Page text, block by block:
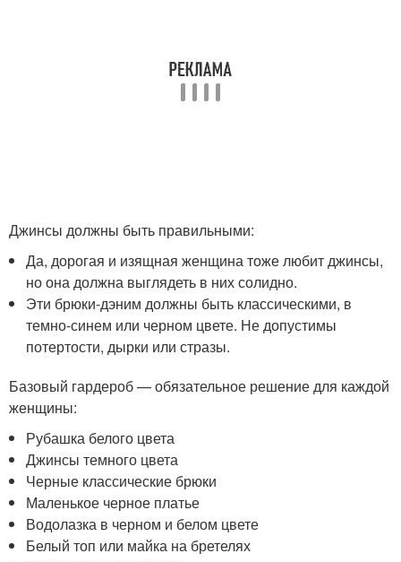
Джинсы должны быть правильными:
Да, дорогая и изящная женщина тоже любит джинсы,
но она должна выглядеть в них солидно.
Эти брюки-дэним должны быть классическими, в
темно-синем или черном цвете. Не допустимы
потертости, дырки или стразы.
Базовый гардероб — обязательное решение для каждой
женщины:
Рубашка белого цвета
Джинсы темного цвета
Черные классические брюки
Маленькое черное платье
Водолазка в черном и белом цвете
Белый топ или майка на бретелях